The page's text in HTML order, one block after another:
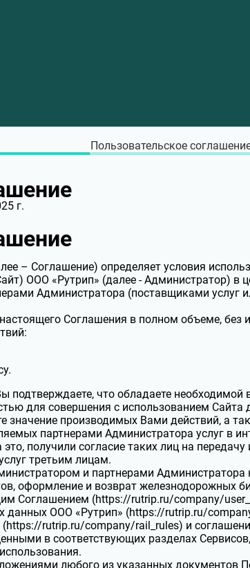
Пользовательское
г.
– Соглашение) определяет условия
ООО «Рутрип» (далее - Администратор) в
Администратора (поставщиками услуг
Соглашения в полном объеме, без
что обладаете необходимой
для совершения с использованием Сайта
значение производимых Вами действий, а
партнерами Администратора услуг в
получили согласие таких лиц на передачу
третьим лицам.
и партнерами Администратора
оформление и возврат железнодорожных
Соглашением (https://rutrip.ru/company/
данных ООО «Рутрип» (https://rutrip.ru/
rutrip.ru/company/rail_rules) и
в соответствующих разделах
любого из указанных документов